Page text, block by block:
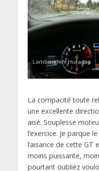
Lamborghini Huracan
La compacité toute
une excellente
aisé. Souplesse
l’exercice. Je parque
l’aisance de cette GT
moins puissante,
pourtant oubliez